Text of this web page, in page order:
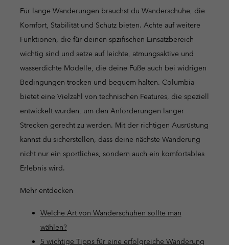
Für lange Wanderungen brauchst du Wanderschuhe, die
Komfort, Stabilität und Schutz bieten. Achte auf weitere
Funktionen, die für deinen spzifischen Einsatzbereich
wichtig sind und setze auf leichte, atmungsaktive und
wasserdichte Modelle, die deine Füße auch bei widrigen
Bedingungen trocken und bequem halten. Columbia
bietet eine Vielzahl von technischen Features, die speziell
entwickelt wurden, um den Anforderungen langer
Strecken gerecht zu werden. Mit der richtigen Ausrüstung
kannst du sicherstellen, dass deine nächste Wanderung
nicht nur ein sportliches, sondern auch ein komfortables
Erlebnis wird.
Mehr entdecken
Welche Art von Wanderschuhen sollte man
wählen?
5 wichtige Tipps für eine erfolgreiche Wanderung